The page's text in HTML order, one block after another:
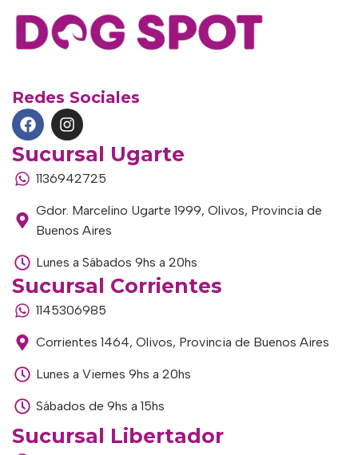
Redes Sociales
Sucursal Ugarte
1136942725
Gdor. Marcelino Ugarte 1999, Olivos, Provincia de
Buenos Aires
Lunes a Sábados 9hs a 20hs
Sucursal Corrientes
1145306985
Corrientes 1464, Olivos, Provincia de Buenos Aires
Lunes a Viernes 9hs a 20hs
Sábados de 9hs a 15hs
Sucursal Libertador